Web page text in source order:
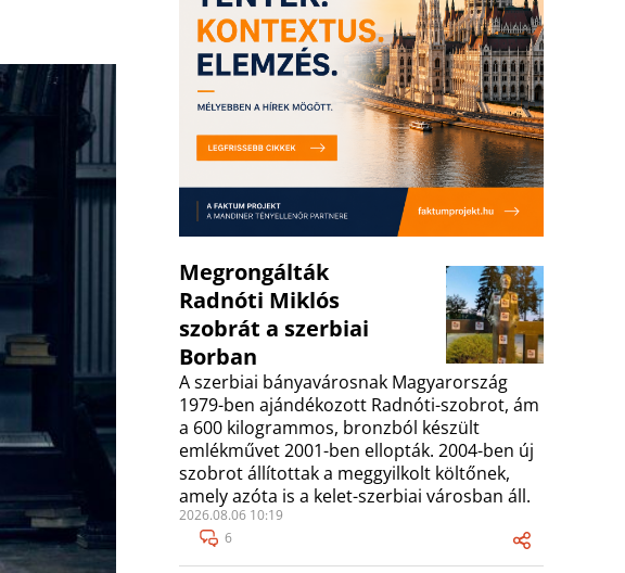
Megrongálták
Radnóti Miklós
szobrát a szerbiai
Borban
A szerbiai bányavárosnak Magyarország
1979-ben ajándékozott Radnóti-szobrot, ám
a 600 kilogrammos, bronzból készült
emlékművet 2001-ben ellopták. 2004-ben új
szobrot állítottak a meggyilkolt költőnek,
amely azóta is a kelet-szerbiai városban áll.
2026.08.06 10:19
6